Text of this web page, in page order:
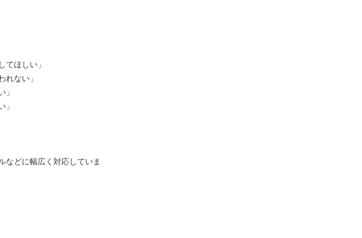
てほしい」
れない」
」
」
などに幅広く対応していま